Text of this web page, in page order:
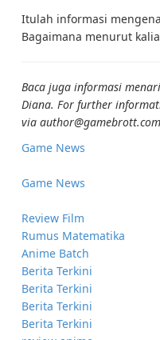
Itulah informasi
Bagaimana menurut
Baca juga informasi
Diana. For further
via author@gamebrott.com
Game News
Game News
Review Film
Rumus Matematika
Anime Batch
Berita Terkini
Berita Terkini
Berita Terkini
Berita Terkini